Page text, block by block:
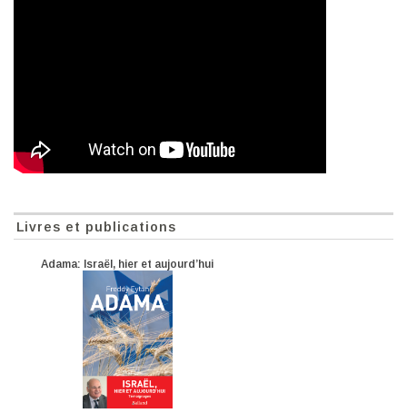
Livres et publications
Adama: Israël, hier et aujourd’hui